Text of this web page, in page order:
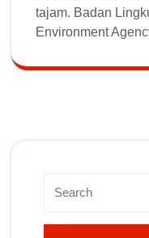
tajam. Badan
Environment